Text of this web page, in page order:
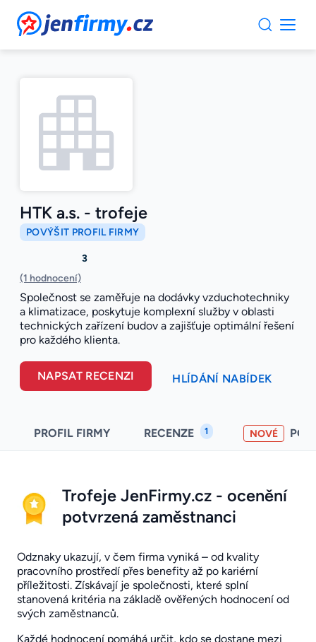
JenFirmy.cz
HTK a.s. - trofeje
POVÝŠIT PROFIL FIRMY
3
(1 hodnocení)
Společnost se zaměřuje na dodávky vzduchotechniky
a klimatizace, poskytuje komplexní služby v oblasti
technických zařízení budov a zajišťuje optimální řešení
pro každého klienta.
NAPSAT RECENZI HLÍDÁNÍ NABÍDEK
PROFIL FIRMY RECENZE 1 NOVÉ
Trofeje JenFirmy.cz - ocenění
potvrzená zaměstnanci
Odznaky ukazují, v čem firma vyniká – od kvality
pracovního prostředí přes benefity až po kariérní
příležitosti. Získávají je společnosti, které splní
stanovená kritéria na základě ověřených hodnocení od
svých zaměstnanců.
Každé hodnocení pomáhá určit, kdo se dostane mezi